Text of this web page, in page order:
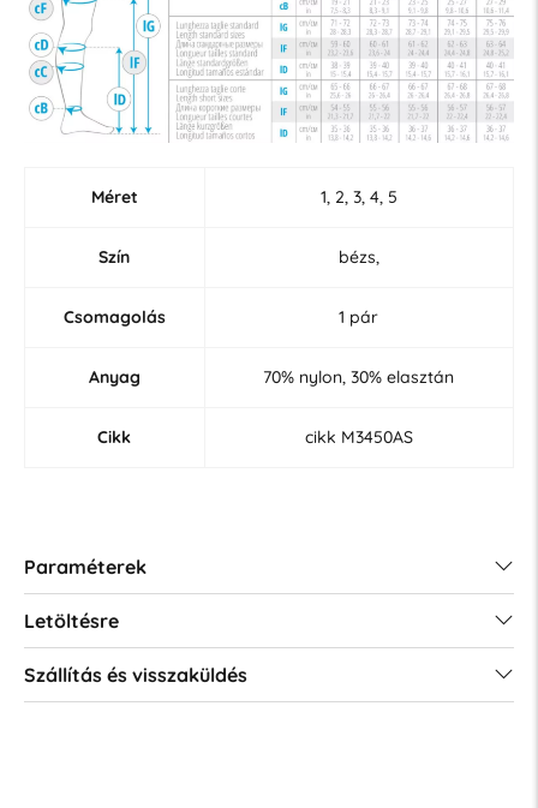
Méret 1, 2, 3, 4, 5
Szín bézs,
Csomagolás 1 pár
Anyag 70% nylon, 30% elasztán
Cikk cikk M3450AS
Paraméterek
Letöltésre
Szállítás és visszaküldés